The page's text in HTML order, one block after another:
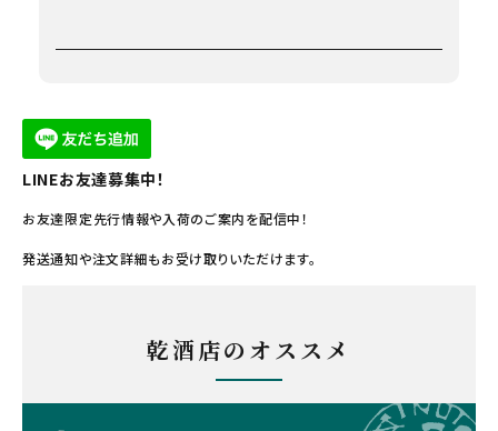
LINEお友達募集中！
お友達限定先行情報や入荷のご案内を配信中！
発送通知や注文詳細もお受け取りいただけます。
乾酒店のオススメ